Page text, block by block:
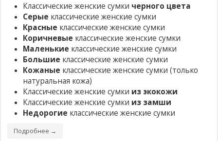
Классические женские сумки черного цвета
Серые классические женские сумки
Красные классические женские сумки
Коричневые классические женские сумки
Маленькие классические женские сумки
Большие классические женские сумки
Кожаные классические женские сумки (только
натуральная кожа)
Классические женские сумки из экокожи
Классические женские сумки из замши
Недорогие классические женские сумки
Подробнее →